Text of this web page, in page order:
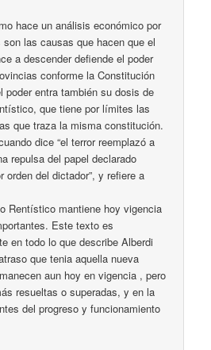
hace un análisis económico por
las causas que hacen que el
a descender defiende el poder
conforme la Constitución
poder entra también su dosis de
que tiene por límites las
que traza la misma constitución.
dice “el terror reemplazó a
repulsa del papel declarado
orden del dictador”, y refiere a
Rentístico mantiene hoy vigencia
Este texto es
en todo lo que describe Alberdi
que tenia aquella nueva
aun hoy en vigencia , pero
resueltas o superadas, y en la
del progreso y funcionamiento